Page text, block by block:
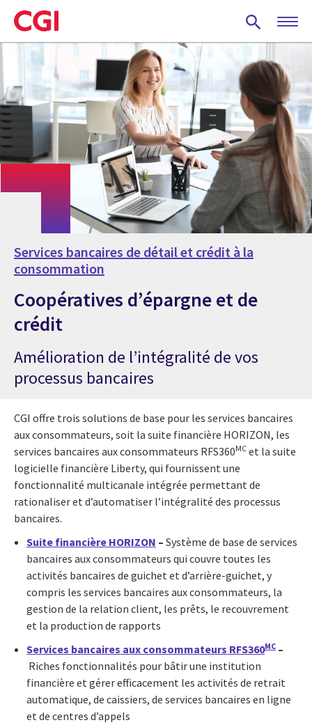
Skip
to
main
content
Services bancaires de détail et crédit à la
consommation
Coopératives d’épargne et de
crédit
Amélioration de l’intégralité de vos
processus bancaires
CGI offre trois solutions de base pour les services bancaires
aux consommateurs, soit la suite financière HORIZON, les
services bancaires aux consommateurs RFS360MC et la suite
logicielle financière Liberty, qui fournissent une
fonctionnalité multicanale intégrée permettant de
rationaliser et d’automatiser l’intégralité des processus
bancaires.
Suite financière HORIZON – Système de base de services
bancaires aux consommateurs qui couvre toutes les
activités bancaires de guichet et d’arrière-guichet, y
compris les services bancaires aux consommateurs, la
gestion de la relation client, les prêts, le recouvrement
et la production de rapports
Services bancaires aux consommateurs RFS360MC –
Riches fonctionnalités pour bâtir une institution
financière et gérer efficacement les activités de retrait
automatique, de caissiers, de services bancaires en ligne
et de centres d’appels